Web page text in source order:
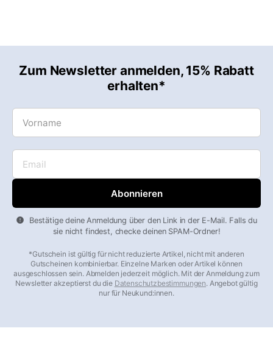
Zum Newsletter anmelden, 15% Rabatt
erhalten*
Vorname
Email
Bestätige deine Anmeldung über den Link in der E-Mail. Falls du
sie nicht findest, checke deinen SPAM-Ordner!
*Gutschein ist gültig für nicht reduzierte Artikel, nicht mit anderen
Gutscheinen kombinierbar. Einzelne Marken oder Artikel können
ausgeschlossen sein. Abmelden jederzeit möglich. Mit der Anmeldung zum
Newsletter akzeptierst du die Datenschutzbestimmungen. Angebot gültig
nur für Neukund:innen.